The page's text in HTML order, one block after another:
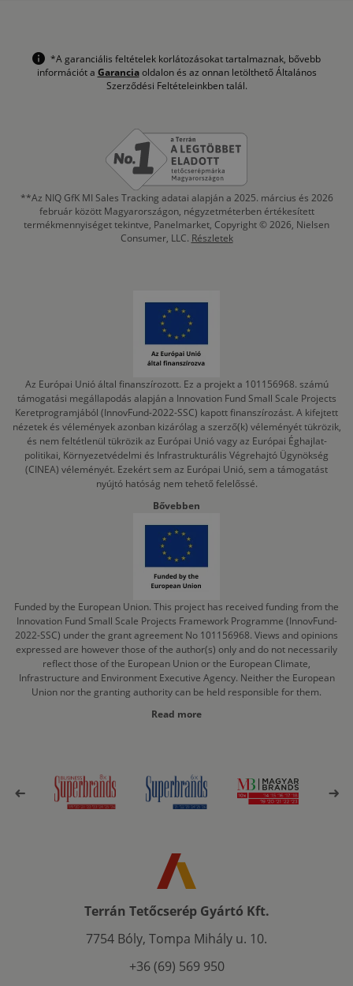
*A garanciális feltételek korlátozásokat tartalmaznak, bővebb
információt a Garanciaoldalon és az onnan letölthető Általános
Szerződési Feltételeinkben talál.
**Az NIQ GfK MI Sales Tracking adatai alapján a 2025. március és 2026
február között Magyarországon, négyzetméterben értékesített
termékmennyiséget tekintve, Panelmarket, Copyright © 2026, Nielsen
Consumer, LLC. Részletek
Az Európai Unió által finanszírozott. Ez a projekt a 101156968. számú
támogatási megállapodás alapján a Innovation Fund Small Scale Projects
Keretprogramjából (InnovFund-2022-SSC) kapott finanszírozást. A kifejtett
nézetek és vélemények azonban kizárólag a szerző(k) véleményét tükrözik,
és nem feltétlenül tükrözik az Európai Unió vagy az Európai Éghajlat-
politikai, Környezetvédelmi és Infrastrukturális Végrehajtó Ügynökség
(CINEA) véleményét. Ezekért sem az Európai Unió, sem a támogatást
nyújtó hatóság nem tehető felelőssé.
Bővebben
Funded by the European Union. This project has received funding from the
Innovation Fund Small Scale Projects Framework Programme (InnovFund-
2022-SSC) under the grant agreement No 101156968. Views and opinions
expressed are however those of the author(s) only and do not necessarily
reflect those of the European Union or the European Climate,
Infrastructure and Environment Executive Agency. Neither the European
Union nor the granting authority can be held responsible for them.
Read more
Terrán Tetőcserép Gyártó Kft.
7754 Bóly, Tompa Mihály u. 10.
+36 (69) 569 950